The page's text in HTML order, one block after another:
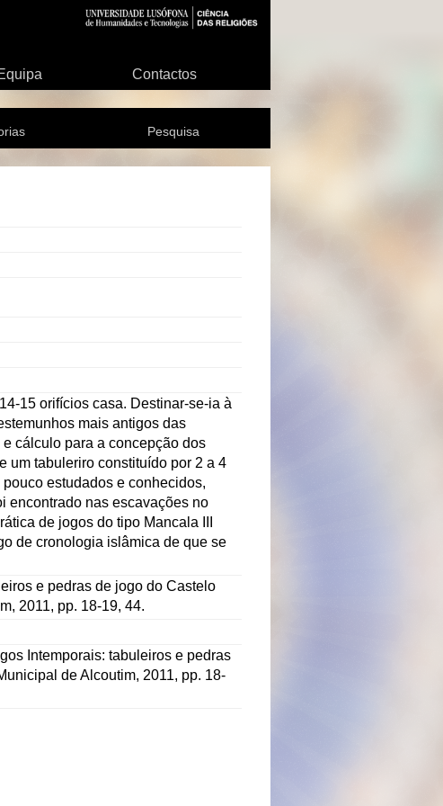
Contactos
Pesquisa
15 orifícios casa. Destinar-se-ia à
mais antigos das
cálculo para a concepção dos
um tabuleriro constituído por 2 a 4
estudados e conhecidos,
encontrado nas escavações no
de jogos do tipo Mancala III
de cronologia islâmica de que se
e pedras de jogo do Castelo
2011, pp. 18-19, 44.
Intemporais: tabuleiros e pedras
de Alcoutim, 2011, pp. 18-